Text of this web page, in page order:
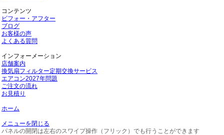
コンテンツ
ビフォー・アフター
ブログ
お客様の声
よくある質問
インフォーメーション
店舗案内
換気扇フィルター定期交換サービス
エアコン2027年問題
ご注文の流れ
お見積り
ホーム
メニューを閉じる
パネルの開閉は左右のスワイプ操作（フリック）でも行うことができます